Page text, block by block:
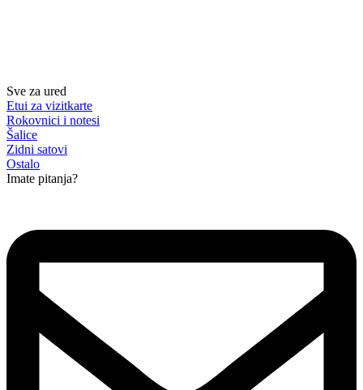
Sve za ured
Etui za vizitkarte
Rokovnici i notesi
Šalice
Zidni satovi
Ostalo
Imate pitanja?